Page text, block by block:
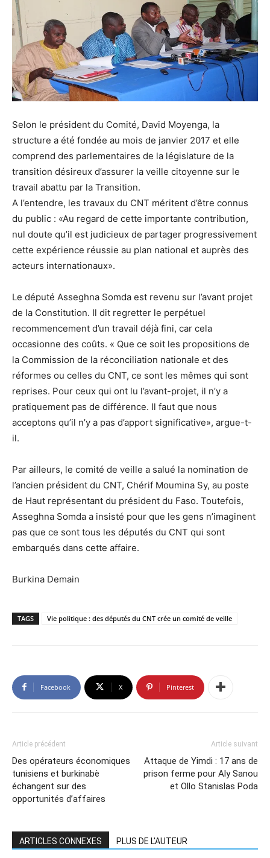
Selon le président du Comité, David Moyenga, la
structure a été fondée au mois de janvier 2017 et elle
comprend des parlementaires de la législature de la
transition désireux d’assurer la veille citoyenne sur le
travail abattu par la Transition.
A l’entendre, les travaux du CNT méritent d’être connus
du public : «Au regard de cette importante contribution,
nul doute qu’il est judicieux de partager progressivement
cette expérience réussie au plan national et auprès des
acteurs internationaux».
Le député Asseghna Somda est revenu sur l’avant projet
de la Constitution. Il dit regretter le perpétuel
recommencement d’un travail déjà fini, car cela
occasionne des coûts. « Que ce soit les propositions de
la Commission de la réconciliation nationale et des
réformes ou celles du CNT, ce sont les mêmes qui sont
reprises. Pour ceux qui ont lu l’avant-projet, il n’y a
pratiquement pas de différence. Il faut que nous
acceptons qu’il n’y a pas d’apport significative», argue-t-
il.
Par ailleurs, le comité de veille a salué la nomination de
l’ancien président du CNT, Chérif Moumina Sy, au poste
de Haut représentant du président du Faso. Toutefois,
Asseghna Somda a insisté pour que les gens n’imaginent
pas que ce sont tous les députés du CNT qui sont
embarqués dans cette affaire.
Burkina Demain
TAGS Vie politique : des députés du CNT crée un comité de veille
Facebook X Pinterest
Article précédent
Des opérateurs économiques
tunisiens et burkinabè
échangent sur des
opportunités d’affaires
Article suivant
Attaque de Yimdi : 17 ans de
prison ferme pour Aly Sanou
et Ollo Stanislas Poda
ARTICLES CONNEXES PLUS DE L'AUTEUR